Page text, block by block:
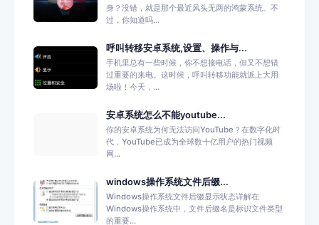
身？没错，就是那个最近风头无两的鸿蒙系统。不
过，你知道吗...
呼叫转移安卓系统,设置、操作与...
手机里总有一些时候，你不想接电话，但又不想错
过重要的来电。这时候，呼叫转移功能就派上大用
场啦！今天，...
安卓系统怎么不能youtube...
你的安卓系统为何无法访问YouTube？在数字化时
代，YouTube已成为全球数十亿用户的热门视频
网...
windows操作系统文件后缀...
Windows操作系统文件后缀显示状态详解在
Windows操作系统中，文件后缀名是标识文件类型
的重要...